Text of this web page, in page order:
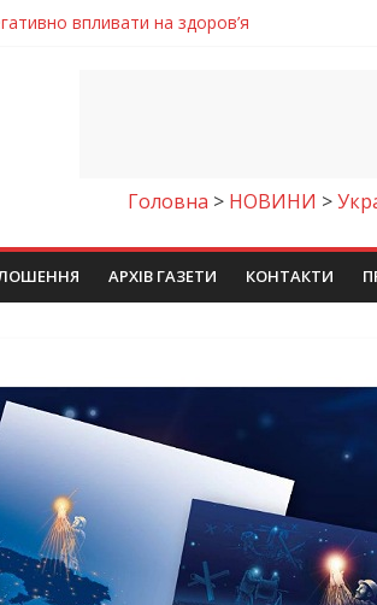
водної безпеки громади
клас
визнали найкращими в Україні
впливати на здоров’я
Головна > НОВИНИ >
АРХІВ ГАЗЕТИ КОНТАКТИ